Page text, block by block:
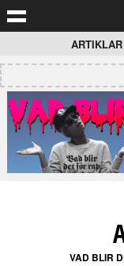
ARTIKLAR
VAD BLIR